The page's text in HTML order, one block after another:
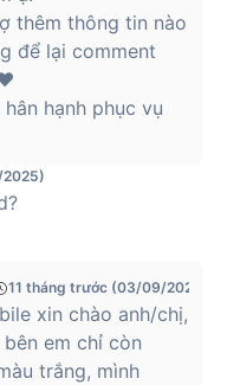
5 - Chính hãng
tại Hoàng Hà Mobile
ký nhận thông tin tại
gia vào các chương
liên hệ với
bạn nhé!
thêm thông tin nào
để lại comment
hạnh phục vụ
11 tháng trước (03/09/2025)
xin chào anh/chị,
em chỉ còn
trắng, mình